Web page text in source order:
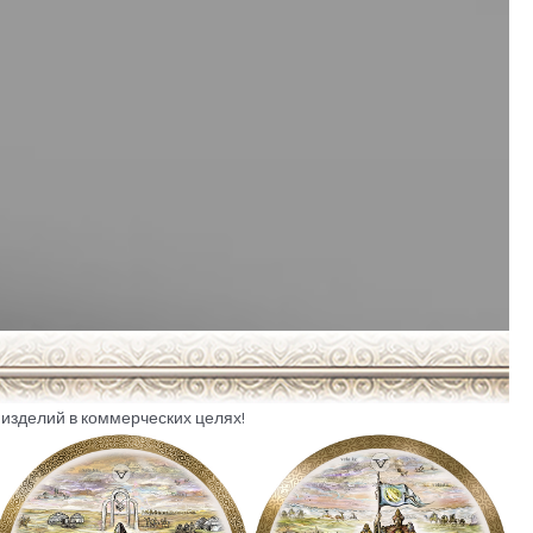
в коммерческих целях!